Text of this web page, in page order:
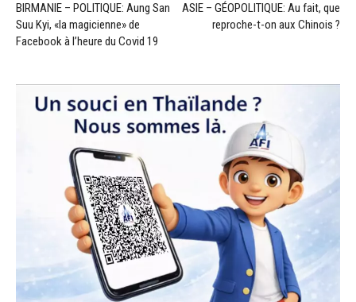
BIRMANIE – POLITIQUE: Aung San
Suu Kyi, «la magicienne» de
Facebook à l’heure du Covid 19
ASIE – GÉOPOLITIQUE: Au fait, que
reproche-t-on aux Chinois ?